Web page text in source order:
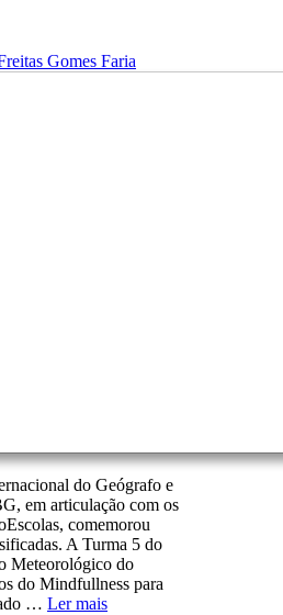
Gomes Faria
do Geógrafo e
em articulação com os
comemorou
A Turma 5 do
Meteorológico do
do Mindfullness para
… Ler mais